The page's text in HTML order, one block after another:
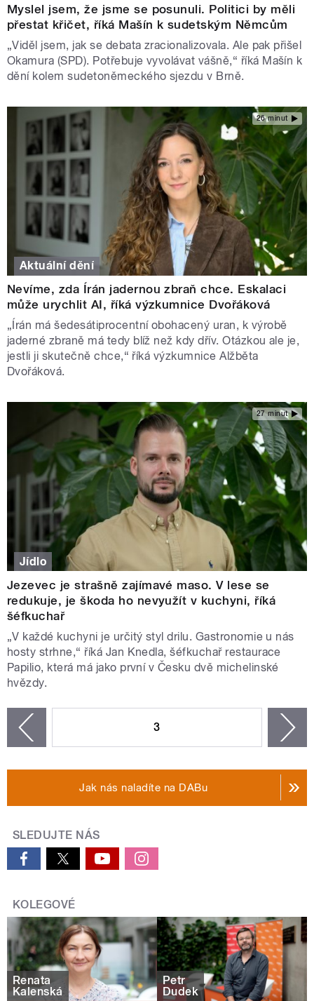
Myslel jsem, že jsme se posunuli. Politici by měli
přestat křičet, říká Mašín k sudetským Němcům
„Viděl jsem, jak se debata zracionalizovala. Ale pak přišel
Okamura (SPD). Potřebuje vyvolávat vášně,“ říká Mašín k
dění kolem sudetoněmeckého sjezdu v Brně.
26 minut
Aktuální dění
Nevíme, zda Írán jadernou zbraň chce. Eskalaci
může urychlit AI, říká výzkumnice Dvořáková
„Írán má šedesátiprocentní obohacený uran, k výrobě
jaderné zbraně má tedy blíž než kdy dřív. Otázkou ale je,
jestli ji skutečně chce,“ říká výzkumnice Alžběta
Dvořáková.
27 minut
Jídlo
Jezevec je strašně zajímavé maso. V lese se
redukuje, je škoda ho nevyužít v kuchyni, říká
šéfkuchař
„V každé kuchyni je určitý styl drilu. Gastronomie u nás
hosty strhne,“ říká Jan Knedla, šéfkuchař restaurace
Papilio, která má jako první v Česku dvě michelinské
hvězdy.
3
Jak nás naladíte na DABu
SLEDUJTE NÁS
KOLEGOVÉ
Renata
Kalenská
Petr
Dudek